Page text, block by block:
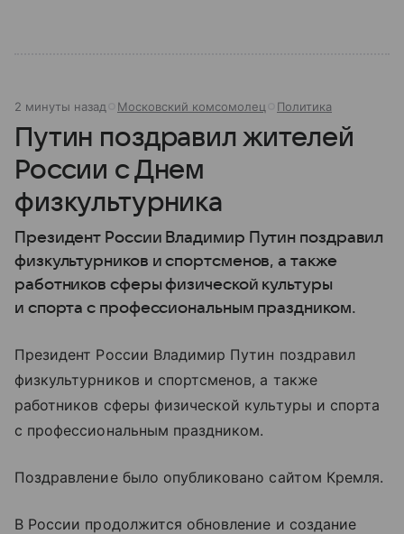
2 минуты назад Московский комсомолец Политика
Путин поздравил жителей
России с Днем
физкультурника
Президент России Владимир Путин поздравил
физкультурников и спортсменов, а также
работников сферы физической культуры
и спорта с профессиональным праздником.
Президент России Владимир Путин поздравил
физкультурников и спортсменов, а также
работников сферы физической культуры и спорта
с профессиональным праздником.
Поздравление было опубликовано сайтом Кремля.
В России продолжится обновление и создание